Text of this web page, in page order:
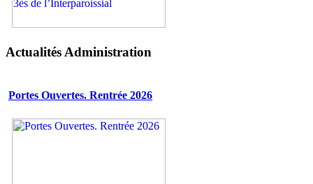
Actualités Administration
Portes Ouvertes. Rentrée 2026